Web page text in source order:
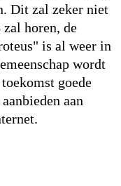
Dit zal zeker niet
horen, de
is al weer in
wordt
goede
aan